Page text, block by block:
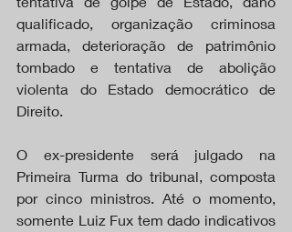
qualificado, organização criminosa
armada, deterioração de patrimônio
tombado e tentativa de abolição
violenta do Estado democrático de
Direito.
O ex-presidente será julgado na
Primeira Turma do tribunal, composta
por cinco ministros. Até o momento,
somente Luiz Fux tem dado indicativos